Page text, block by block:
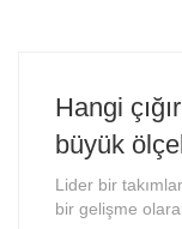
Hangi
büyük
işlemede
Lider bir
bir gelişme